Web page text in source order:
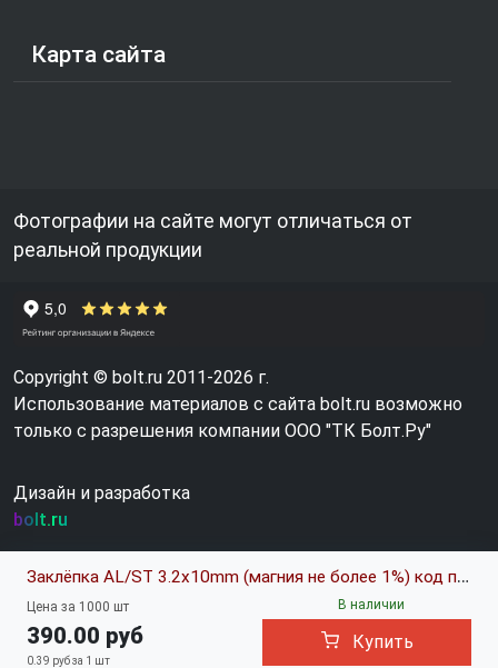
Заклёпка AL/ST 3.2x10mm (магния не более 1%) код позиции 0659787
Цена за 1000 шт
390.00 руб
0.39 руб за 1 шт
В наличии
Купить
Карта сайта
Фотографии на сайте могут отличаться от
реальной продукции
Copyright © bolt.ru 2011-2026 г.
Использование материалов с сайта bolt.ru возможно
только с разрешения компании ООО "ТК Болт.Ру"
Дизайн и разработка
bolt.ru